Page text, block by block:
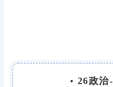
• 26政治